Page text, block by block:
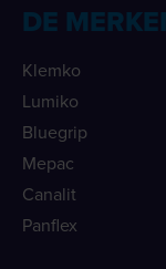
DE
Klemko
Lumiko
Bluegrip
Mepac
Canalit
Panflex